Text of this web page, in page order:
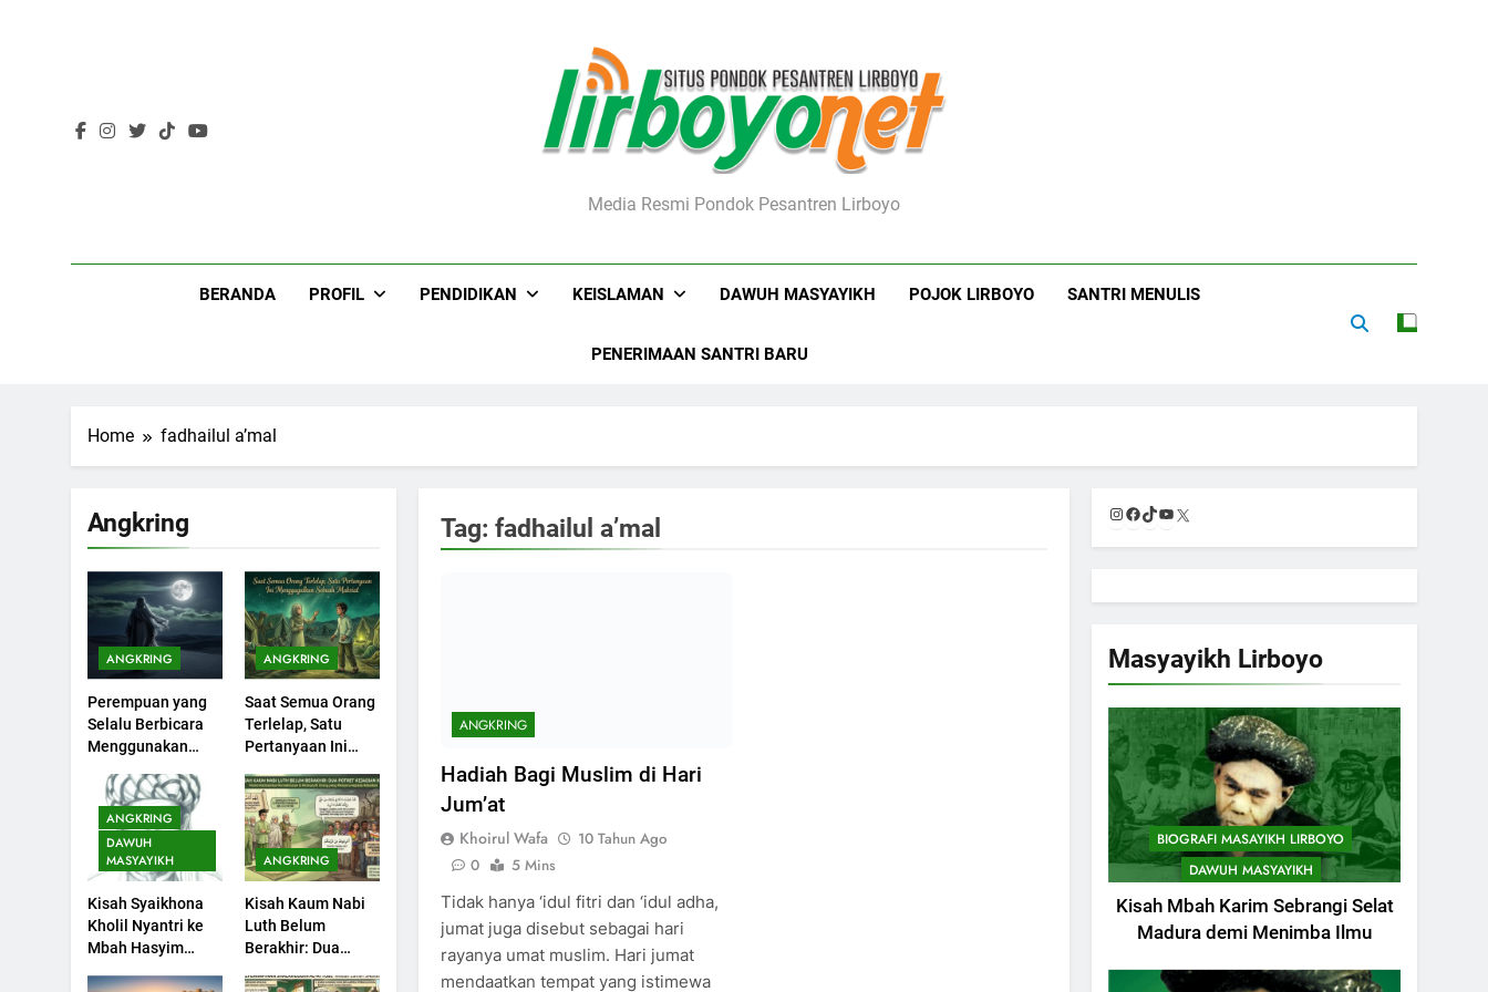
Lirboyo.netMedia Resmi Pondok Pesantren Lirboyo
BERANDA PROFIL PENDIDIKAN KEISLAMAN DAWUH MASYAYIKH POJOK LIRBOYO SANTRI MENULIS
PENERIMAAN SANTRI BARU
Home fadhailul a’mal
Angkring
ANGKRING
Perempuan yang
Selalu Berbicara
Menggunakan
ANGKRING
Saat Semua Orang
Terlelap, Satu
Pertanyaan Ini
Sebuah Maksiat
ANGKRING
DAWUH
MASYAYIKH
Kisah Syaikhona
Kholil Nyantri ke
Mbah Hasyim
ANGKRING
Kisah Kaum Nabi
Luth Belum
Berakhir: Dua
199
Khutbah Idul Fitri di
Rumah
200
Khutbah jumat:
Sejarah Seebagai
Pembangkit Jiwa
201
Khutbah Jumat :
Supaya Amal Bisa
Tag: fadhailul a’mal
ANGKRING
Hadiah Bagi Muslim di Hari
Jum’at
Khoirul Wafa
10 Tahun Ago
0
5 Mins
Tidak hanya ‘idul fitri dan ‘idul adha,
jumat juga disebut sebagai hari
rayanya umat muslim. Hari jumat
mendaatkan tempat yang istimewa
Instagram
Facebook
TikTok
YouTube
Masyayikh Lirboyo
BIOGRAFI MASAYIKH LIRBOYO
DAWUH MASYAYIKH
Kisah Mbah Karim Sebrangi Selat
Madura demi Menimba Ilmu